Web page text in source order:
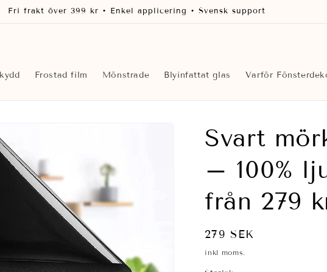
Fri frakt över 399 kr • Enkel applicering • Svensk support
Frostad film Mönstrade Blyinfattat glas Varför
Svart
– 100%
från 279
Ordinarie
pris
279 SEK
inkl moms.